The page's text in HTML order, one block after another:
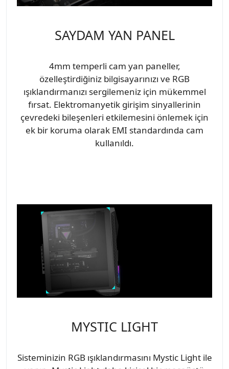
SAYDAM YAN PANEL
4mm temperli cam yan paneller,
özelleştirdiğiniz bilgisayarınızı ve RGB
ışıklandırmanızı sergilemeniz için mükemmel
fırsat. Elektromanyetik girişim sinyallerinin
çevredeki bileşenleri etkilemesini önlemek için
ek bir koruma olarak EMI standardında cam
kullanıldı.
MYSTIC LIGHT
Sisteminizin RGB ışıklandırmasını Mystic Light ile